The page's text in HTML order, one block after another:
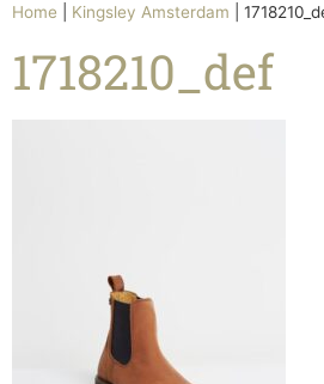
Home Kingsley Amsterdam
1718210_def